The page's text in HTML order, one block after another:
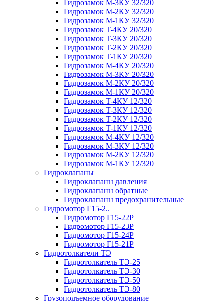
Гидрозамок М-3КУ 32/320
Гидрозамок М-2КУ 32/320
Гидрозамок М-1КУ 32/320
Гидрозамок Т-4КУ 20/320
Гидрозамок Т-3КУ 20/320
Гидрозамок Т-2КУ 20/320
Гидрозамок Т-1КУ 20/320
Гидрозамок М-4КУ 20/320
Гидрозамок М-3КУ 20/320
Гидрозамок М-2КУ 20/320
Гидрозамок М-1КУ 20/320
Гидрозамок Т-4КУ 12/320
Гидрозамок Т-3КУ 12/320
Гидрозамок Т-2КУ 12/320
Гидрозамок Т-1КУ 12/320
Гидрозамок М-4КУ 12/320
Гидрозамок М-3КУ 12/320
Гидрозамок М-2КУ 12/320
Гидрозамок М-1КУ 12/320
Гидроклапаны
Гидроклапаны давления
Гидроклапаны обратные
Гидроклапаны предохранительные
Гидромотор Г15-2..
Гидромотор Г15-22Р
Гидромотор Г15-23Р
Гидромотор Г15-24Р
Гидромотор Г15-21Р
Гидротолкатели ТЭ
Гидротолкатель ТЭ-25
Гидротолкатель ТЭ-30
Гидротолкатель ТЭ-50
Гидротолкатель ТЭ-80
Грузоподъемное оборудование